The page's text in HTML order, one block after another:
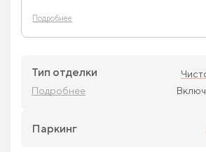
Подробнее
Тип отделки
Подробнее
Паркинг